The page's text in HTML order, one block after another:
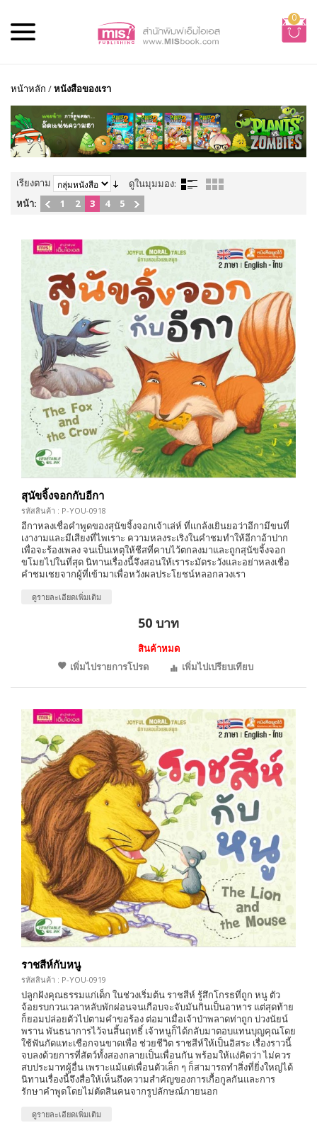
0
หน้าหลัก /หนังสือของเรา
เรียงตาม
ดูในมุมมอง:
หน้า:
1 2 3 4 5
สุนัขจิ้งจอกกับอีกา
รหัสสินค้า : P-YOU-0918
อีกาหลงเชื่อคำพูดของสุนัขจิ้งจอกเจ้าเล่ห์ ที่แกล้งเยินยอว่าอีกามีขนที่
เงางามและมีเสียงที่ไพเราะ ความหลงระเริงในคำชมทำให้อีกาอ้าปาก
เพื่อจะร้องเพลง จนเป็นเหตุให้ชีสที่คาบไว้ตกลงมาและถูกสุนัขจิ้งจอก
ขโมยไปในที่สุด นิทานเรื่องนี้จึงสอนให้เราระมัดระวังและอย่าหลงเชื่อ
คำชมเชยจากผู้ที่เข้ามาเพื่อหวังผลประโยชน์หลอกลวงเรา
ดูรายละเอียดเพิ่มเติม
50 บาท
สินค้าหมด
เพิ่มไปรายการโปรด
เพิ่มไปเปรียบเทียบ
ราชสีห์กับหนู
รหัสสินค้า : P-YOU-0919
ปลูกฝังคุณธรรมแก่เด็ก ในช่วงเริ่มต้น ราชสีห์ รู้สึกโกรธที่ถูก หนู ตัว
จ้อยรบกวนเวลาหลับพักผ่อนจนเกือบจะจับมันกินเป็นอาหาร แต่สุดท้าย
ก็ยอมปล่อยตัวไปตามคำขอร้อง ต่อมาเมื่อเจ้าป่าพลาดท่าถูก บ่วงนัยน์
พราน พันธนาการไว้จนสิ้นฤทธิ์ เจ้าหนูก็ได้กลับมาตอบแทนบุญคุณโดย
ใช้ฟันกัดแทะเชือกจนขาดเพื่อ ช่วยชีวิต ราชสีห์ให้เป็นอิสระ เรื่องราวนี้
จบลงด้วยการที่สัตว์ทั้งสองกลายเป็นเพื่อนกัน พร้อมให้แง่คิดว่า ไม่ควร
สบประมาทผู้อื่น เพราะแม้แต่เพื่อนตัวเล็ก ๆ ก็สามารถทำสิ่งที่ยิ่งใหญ่ได้
นิทานเรื่องนี้จึงสื่อให้เห็นถึงความสำคัญของการเกื้อกูลกันและการ
รักษาคำพูดโดยไม่ตัดสินคนจากรูปลักษณ์ภายนอก
ดูรายละเอียดเพิ่มเติม